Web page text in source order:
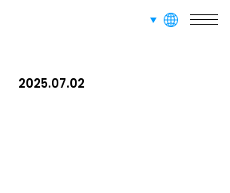
言語切り替え
2025.07.02